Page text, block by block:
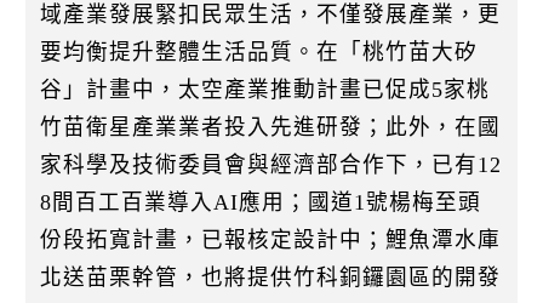
域產業發展緊扣民眾生活，不僅發展產業，更
要均衡提升整體生活品質。在「桃竹苗大矽
谷」計畫中，太空產業推動計畫已促成5家桃
竹苗衛星產業業者投入先進研發；此外，在國
家科學及技術委員會與經濟部合作下，已有12
8間百工百業導入AI應用；國道1號楊梅至頭
份段拓寬計畫，已報核定設計中；鯉魚潭水庫
北送苗栗幹管，也將提供竹科銅鑼園區的開發